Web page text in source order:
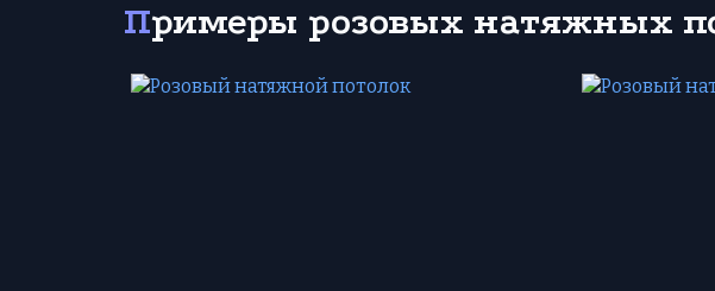
Примеры розовых натяжных